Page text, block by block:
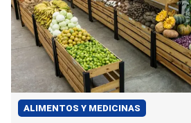
ALIMENTOS Y MEDICINAS